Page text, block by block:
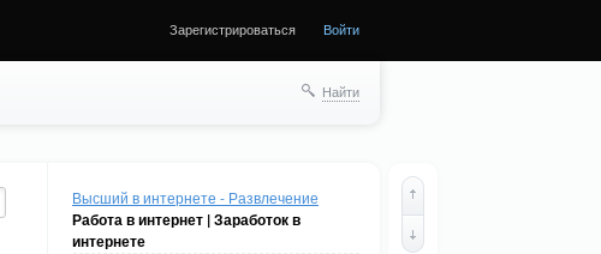
Зарегистрироваться Войти
Найти
Высший в интернете - Развлечение
Работа в интернет | Заработок в
интернете